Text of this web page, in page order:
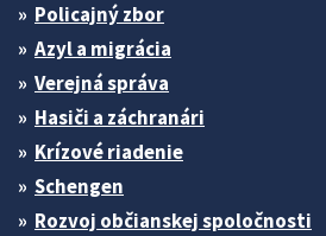
Policajný zbor
Azyl a migrácia
Verejná správa
Hasiči a záchranári
Krízové riadenie
Schengen
Rozvoj občianskej spoločnosti